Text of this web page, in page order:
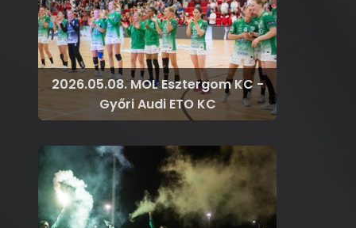
2026.05.08. MOL Esztergom KC -
Győri Audi ETO KC